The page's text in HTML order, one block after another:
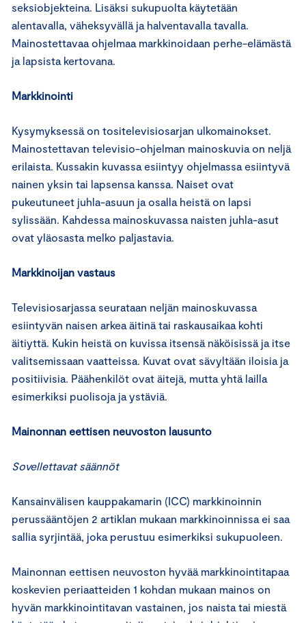
seksiobjekteina. Lisäksi sukupuolta käytetään
alentavalla, väheksyvällä ja halventavalla tavalla.
Mainostettavaa ohjelmaa markkinoidaan perhe-elämästä
ja lapsista kertovana.
Markkinointi
Kysymyksessä on tositelevisiosarjan ulkomainokset.
Mainostettavan televisio-ohjelman mainoskuvia on neljä
erilaista. Kussakin kuvassa esiintyy ohjelmassa esiintyvä
nainen yksin tai lapsensa kanssa. Naiset ovat
pukeutuneet juhla-asuun ja osalla heistä on lapsi
sylissään. Kahdessa mainoskuvassa naisten juhla-asut
ovat yläosasta melko paljastavia.
Markkinoijan vastaus
Televisiosarjassa seurataan neljän mainoskuvassa
esiintyvän naisen arkea äitinä tai raskausaikaa kohti
äitiyttä. Kukin heistä on kuvissa itsensä näköisissä ja itse
valitsemissaan vaatteissa. Kuvat ovat sävyltään iloisia ja
positiivisia. Päähenkilöt ovat äitejä, mutta yhtä lailla
esimerkiksi puolisoja ja ystäviä.
Mainonnan eettisen neuvoston lausunto
Sovellettavat säännöt
Kansainvälisen kauppakamarin (ICC) markkinoinnin
perussääntöjen 2 artiklan mukaan markkinoinnissa ei saa
sallia syrjintää, joka perustuu esimerkiksi sukupuoleen.
Mainonnan eettisen neuvoston hyvää markkinointitapaa
koskevien periaatteiden 1 kohdan mukaan mainos on
hyvän markkinointitavan vastainen, jos naista tai miestä